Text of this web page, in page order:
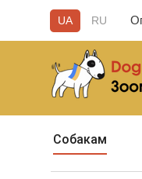
UA RU
Собакам